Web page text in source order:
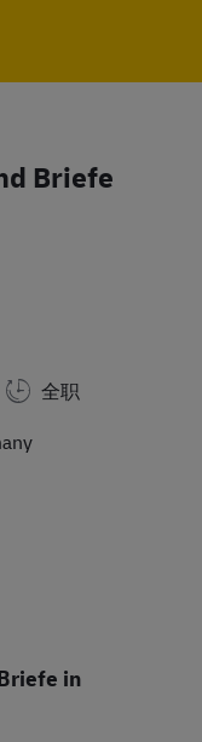
Briefe
全职
in